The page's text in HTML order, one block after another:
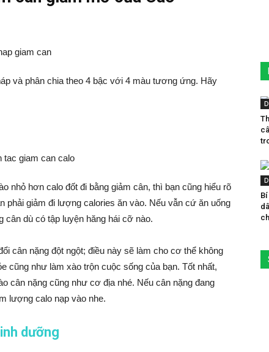
và phân chia theo 4 bậc với 4 màu tương ứng. Hãy
nhỏ hơn calo đốt đi bằng giảm cân, thì bạn cũng hiểu rõ
phải giảm đi lượng calories ăn vào. Nếu vẫn cứ ăn uống
dù có tập luyện hăng hái cỡ nào.
cân nặng đột ngột; điều này sẽ làm cho cơ thể không
như làm xào trộn cuộc sống của bạn. Tốt nhất,
cân nặng cũng như cơ địa nhé. Nếu cân nặng đang
lượng calo nạp vào nhe.
dưỡng